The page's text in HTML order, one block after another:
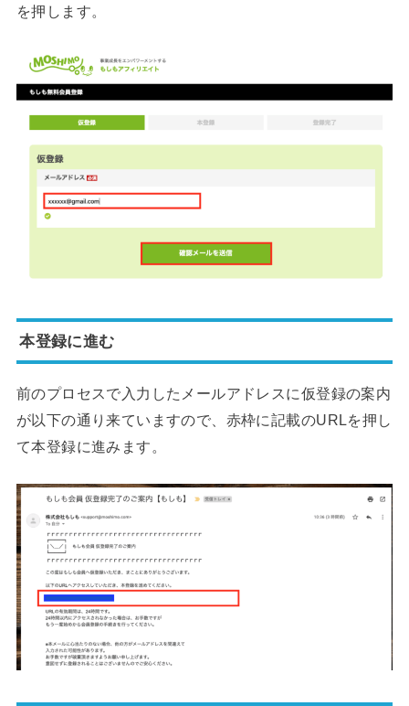
を押します。
本登録に進む
前のプロセスで入力したメールアドレスに仮登録の案内
が以下の通り来ていますので、赤枠に記載のURLを押し
て本登録に進みます。